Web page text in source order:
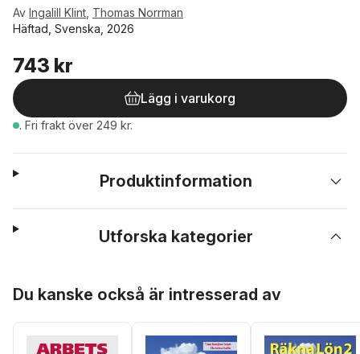
Av Ingalill Klint Thomas Norrman
Häftad, Svenska, 2026
743 kr
Lägg i varukorg
. Fri frakt över 249 kr.
Produktinformation
Utforska kategorier
Du kanske också är intresserad av